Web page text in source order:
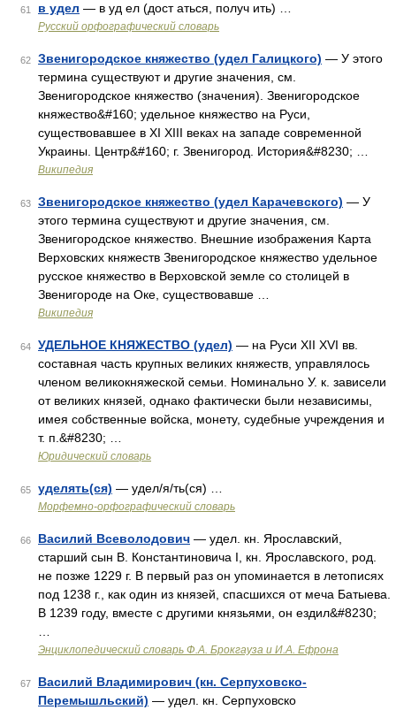
61 в удел — в уд ел (дост аться, получ ить) …
Русский орфографический словарь
62 Звенигородское княжество (удел Галицкого) — У этого
термина существуют и другие значения, см.
Звенигородское княжество (значения). Звенигородское
княжество&#160; удельное княжество на Руси,
существовавшее в XI XIII веках на западе современной
Украины. Центр&#160; г. Звенигород. История&#8230; …
Википедия
63 Звенигородское княжество (удел Карачевского) — У
этого термина существуют и другие значения, см.
Звенигородское княжество. Внешние изображения Карта
Верховских княжеств Звенигородское княжество удельное
русское княжество в Верховской земле со столицей в
Звенигороде на Оке, существовавше …
Википедия
64 УДЕЛЬНОЕ КНЯЖЕСТВО (удел) — на Руси XII XVI вв.
составная часть крупных великих княжеств, управлялось
членом великокняжеской семьи. Номинально У. к. зависели
от великих князей, однако фактически были независимы,
имея собственные войска, монету, судебные учреждения и
т. п.&#8230; …
Юридический словарь
65 уделять(ся) — удел/я/ть(ся) …
Морфемно-орфографический словарь
66 Василий Всеволодович — удел. кн. Ярославский,
старший сын В. Константиновича I, кн. Ярославского, род.
не позже 1229 г. В первый раз он упоминается в летописях
под 1238 г., как один из князей, спасшихся от меча Батыева.
В 1239 году, вместе с другими князьями, он ездил&#8230;
Энциклопедический словарь Ф.А. Брокгауза и И.А. Ефрона
67
Василий Владимирович (кн. Серпуховско-
Перемышльский) — удел. кн. Серпуховско